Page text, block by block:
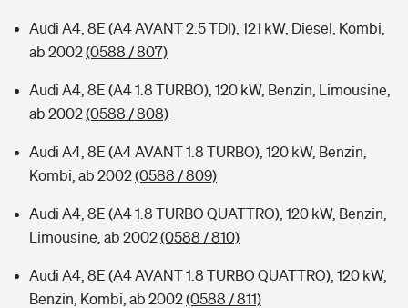
Audi A4, 8E (A4 AVANT 2.5 TDI), 121 kW, Diesel, Kombi,
ab 2002(0588 / 807)
Audi A4, 8E (A4 1.8 TURBO), 120 kW, Benzin, Limousine,
ab 2002(0588 / 808)
Audi A4, 8E (A4 AVANT 1.8 TURBO), 120 kW, Benzin,
Kombi, ab 2002(0588 / 809)
Audi A4, 8E (A4 1.8 TURBO QUATTRO), 120 kW, Benzin,
Limousine, ab 2002(0588 / 810)
Audi A4, 8E (A4 AVANT 1.8 TURBO QUATTRO), 120 kW,
Benzin, Kombi, ab 2002(0588 / 811)